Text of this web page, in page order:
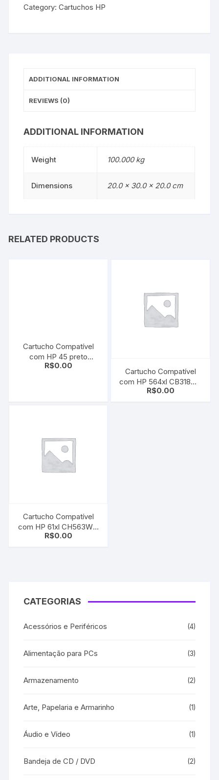
Deskjet
quantity
Category:Cartuchos HP
ADDITIONAL INFORMATION
REVIEWS (0)
ADDITIONAL INFORMATION
Weight 100.000 kg
Dimensions 20.0 × 30.0 × 20.0 cm
RELATED PRODUCTS
Cartucho Compatível
com HP 45 preto
51645A | 6615NL
R$0.00
Cartucho Compatível
com HP 564xl CB318WL
| CB323WN Cyan |
R$0.00
Cartucho Compatível
com HP 61xl CH563WN
Black | HP Deskjet 3000
R$0.00
CATEGORIAS
Acessórios e Periféricos (4)
Alimentação para PCs (3)
Armazenamento (2)
Arte, Papelaria e Armarinho (1)
Áudio e Vídeo (1)
Bandeja de CD / DVD (2)